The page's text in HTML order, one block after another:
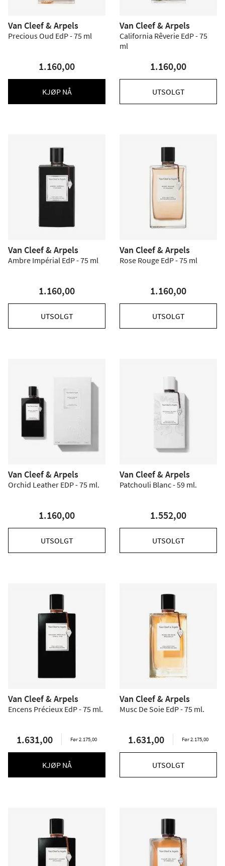
Van Cleef & Arpels
Precious Oud EdP - 75 ml
1.160,00
KJØP NÅ
Van Cleef & Arpels
California Rêverie EdP - 75
ml
1.160,00
UTSOLGT
Van Cleef & Arpels
Ambre Impérial EdP - 75 ml
1.160,00
UTSOLGT
Van Cleef & Arpels
Rose Rouge EdP - 75 ml
1.160,00
UTSOLGT
Van Cleef & Arpels
Orchid Leather EDP - 75 ml.
1.160,00
UTSOLGT
Van Cleef & Arpels
Patchouli Blanc - 59 ml.
1.552,00
UTSOLGT
Van Cleef & Arpels
Encens Précieux EdP - 75 ml.
1.631,00 Før 2.175,00
KJØP NÅ
Van Cleef & Arpels
Musc De Soie EdP - 75 ml.
1.631,00 Før 2.175,00
UTSOLGT